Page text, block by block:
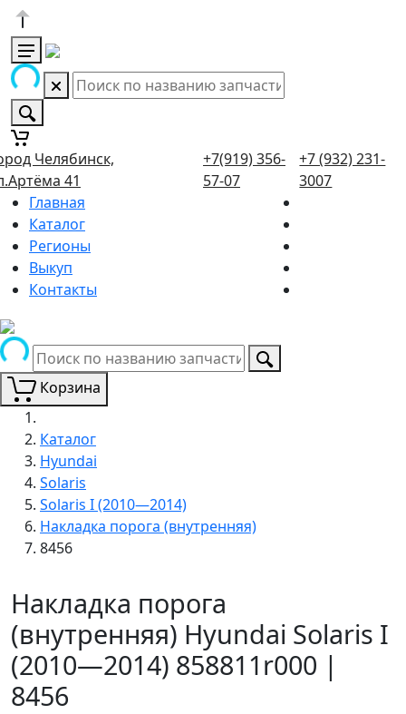
Челябинск,
41
+7(919) 356-
57-07
+7 (932) 231-
3007
Главная
Каталог
Регионы
Выкуп
Контакты
Корзина
Каталог
Hyundai
Solaris
Solaris I (2010—2014)
Накладка порога (внутренняя)
8456
Накладка порога
(внутренняя) Hyundai Solaris I
(2010—2014) 858811r000 |
8456